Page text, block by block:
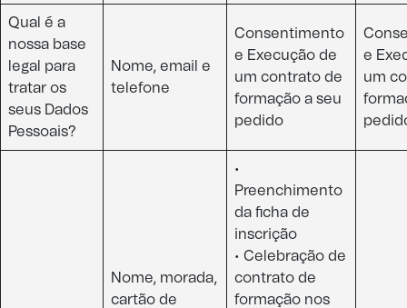
Qual é a
nossa base
legal para
tratar os
seus Dados
Pessoais?​
Nome, email e
telefone​
Consentimento
e Execução de
um contrato de
formação a seu
pedido​
e
um
Nome, morada,
cartão de
•
Preenchimento
da ficha de
inscrição
• Celebração de
contrato de
formação nos